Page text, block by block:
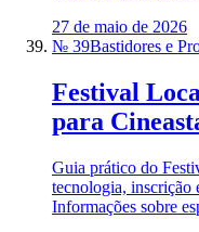
27 de maio de 2026
№ 39Bastidores e
Festival
para
Guia prático do
tecnologia, inscrição
Informações sobre